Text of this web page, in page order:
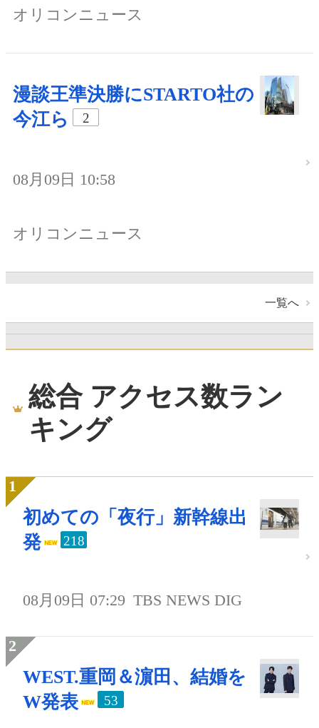
オリコンニュース
漫談王準決勝にSTARTO社の
今江ら
2
08月09日 10:58
オリコンニュース
一覧へ
総合 アクセス数ラン
キング
初めての「夜行」新幹線出
発
218
08月09日 07:29 TBS NEWS DIG
WEST.重岡＆濵田、結婚を
W発表
53